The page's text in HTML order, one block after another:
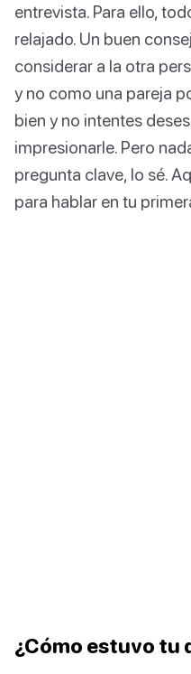
entrevista. Para ello,
relajado. Un buen
considerar a la otra
y no como una pareja
bien y no intentes
impresionarle. Pero
pregunta clave, lo sé.
para hablar en tu
¿Cómo estuvo tu